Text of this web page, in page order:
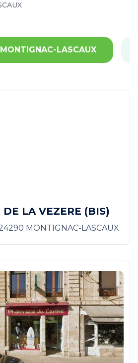
LASCAUX
LA VEZERE (BIS)
MONTIGNAC-LASCAUX